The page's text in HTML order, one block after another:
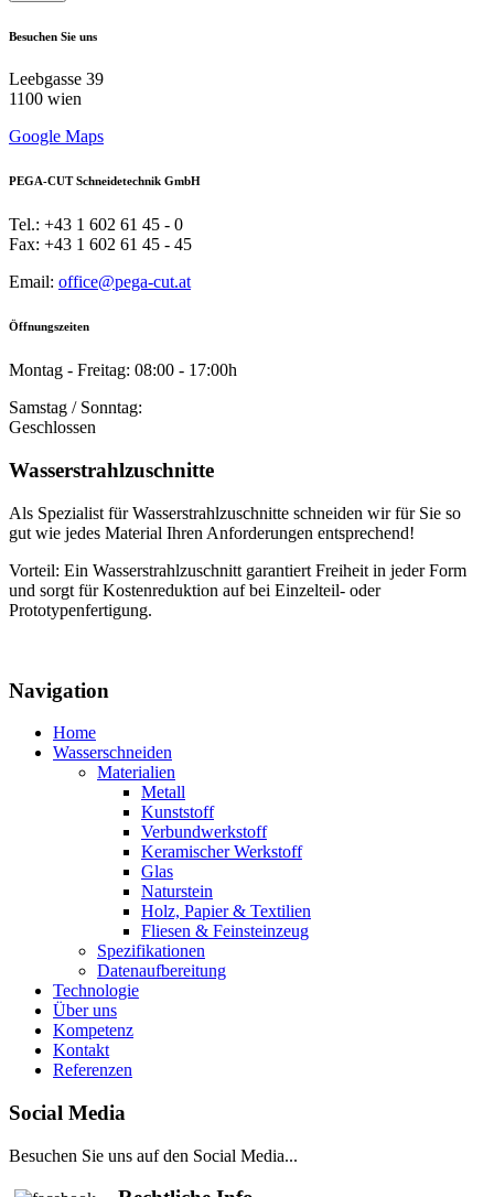
Besuchen Sie uns
Leebgasse 39
1100 wien
Google Maps
PEGA-CUT Schneidetechnik GmbH
Tel.: +43 1 602 61 45 - 0
Fax: +43 1 602 61 45 - 45
Email: office@pega-cut.at
Öffnungszeiten
Montag - Freitag: 08:00 - 17:00h
Samstag / Sonntag:
Geschlossen
Wasserstrahlzuschnitte
Als Spezialist für Wasserstrahlzuschnitte schneiden wir für Sie so
gut wie jedes Material Ihren Anforderungen entsprechend!
Vorteil: Ein Wasserstrahlzuschnitt garantiert Freiheit in jeder Form
und sorgt für Kostenreduktion auf bei Einzelteil- oder
Prototypenfertigung.
Navigation
Home
Wasserschneiden
Materialien
Metall
Kunststoff
Verbundwerkstoff
Keramischer Werkstoff
Glas
Naturstein
Holz, Papier & Textilien
Fliesen & Feinsteinzeug
Spezifikationen
Datenaufbereitung
Technologie
Über uns
Kompetenz
Kontakt
Referenzen
Social Media
Besuchen Sie uns auf den Social Media...